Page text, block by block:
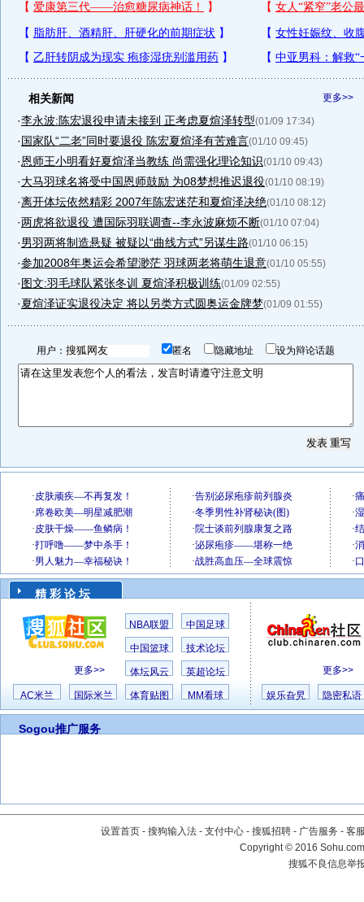
更多>>
相关新闻
·李永波:陈宏退役申请未接到 正考虑夏煊泽转型(01/09 17:34)
·国家队“二老”同时要退役 陈宏夏煊泽有苦难言(01/10 09:45)
·恩师王小明看好夏煊泽当教练 尚需强化理论知识(01/10 09:43)
·大马羽球名将受中国恩师鼓励 为08梦想推迟退役(01/10 08:19)
·离开体坛依然精彩 2007年陈宏迷茫和夏煊泽决绝(01/10 08:12)
·两虎将欲退役 遭国际羽联调查--李永波麻烦不断(01/10 07:04)
·男羽两将制造悬疑 被疑以“曲线方式”另谋生路(01/10 06:15)
·参加2008年奥运会希望渺茫 羽球两老将萌生退意(01/10 05:55)
·图文:羽毛球队紧张冬训 夏煊泽积极训练(01/09 02:55)
·夏煊泽证实退役决定 将以另类方式圆奥运金牌梦(01/09 01:55)
用户： 匿名 隐藏地址 设为辩论话题
精 彩 论 坛
更多>>
NBA联盟 中国足球
中国篮球 技术论坛
体坛风云 英超论坛
AC米兰 国际米兰 体育贴图 MM看球
更多>>
娱乐旮旯 隐密私语
Sogou推广服务
设置首页 - 搜狗输入法 - 支付中心 - 搜狐招聘 - 广告服务 - 客
Copyright©2016
搜狐不良信息举